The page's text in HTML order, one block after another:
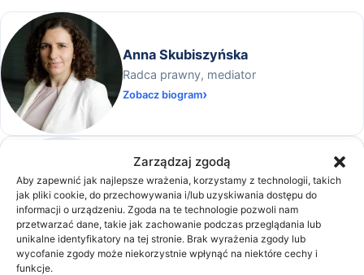
Zarządzaj zgodą
Aby zapewnić jak najlepsze wrażenia, korzystamy z technologii, takich
jak pliki cookie, do przechowywania i/lub uzyskiwania dostępu do
informacji o urządzeniu. Zgoda na te technologie pozwoli nam
przetwarzać dane, takie jak zachowanie podczas przeglądania lub
unikalne identyfikatory na tej stronie. Brak wyrażenia zgody lub
wycofanie zgody może niekorzystnie wpłynąć na niektóre cechy i
funkcje.
Anna Skubiszyńska
Radca prawny, mediator
Zobacz biogram
Bartosz Kochanowski
Sales Manager w Dilectro – dystrybutor
marki Autel Energy w Polsce
Zobacz biogram